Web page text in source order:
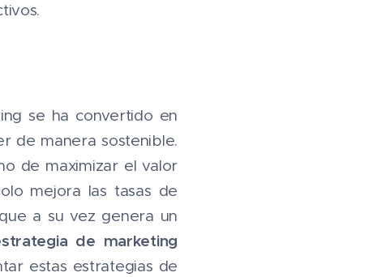
se ha convertido en
de manera sostenible.
de maximizar el valor
mejora las tasas de
a su vez genera un
de marketing
estas estrategias de